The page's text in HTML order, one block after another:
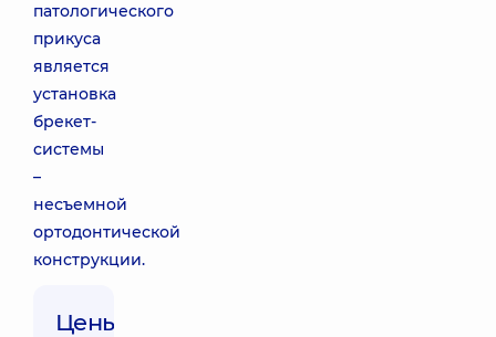
патологического
прикуса
является
установка
брекет-
системы
–
несъемной
ортодонтической
конструкции.
Цены